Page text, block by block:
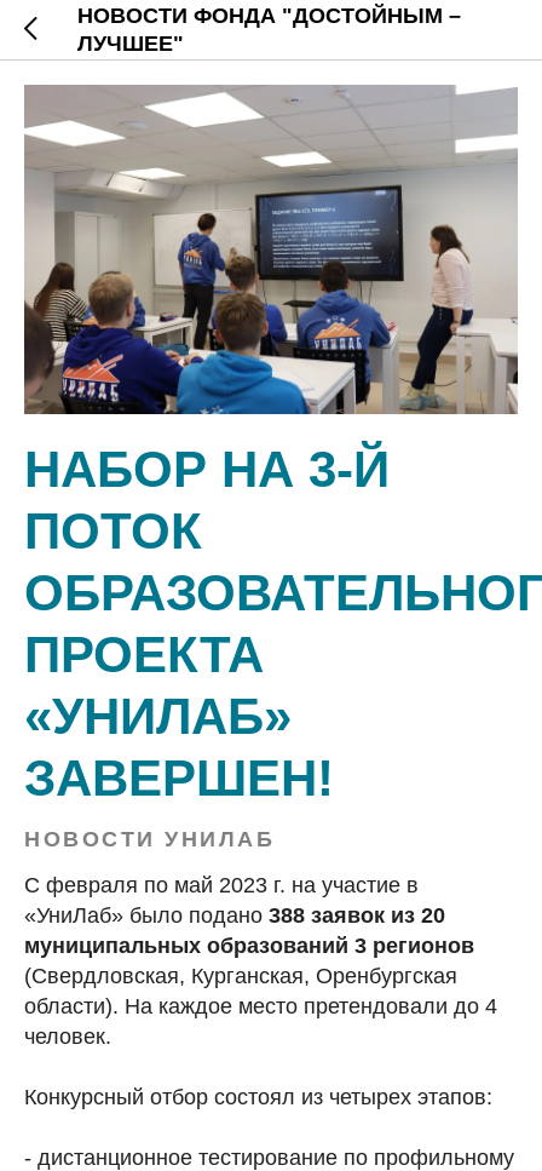
НОВОСТИ ФОНДА "ДОСТОЙНЫМ –
ЛУЧШЕЕ"
НАБОР НА 3-Й
ПОТОК
ПРОЕКТА
«УНИЛАБ»
ЗАВЕРШЕН!
НОВОСТИ УНИЛАБ
С февраля по май 2023 г. на участие в
«УниЛаб» было подано 388 заявок из 20
муниципальных образований 3 регионов
(Свердловская, Курганская, Оренбургская
области). На каждое место претендовали до 4
человек.
Конкурсный отбор состоял из четырех этапов:
- дистанционное тестирование по профильному